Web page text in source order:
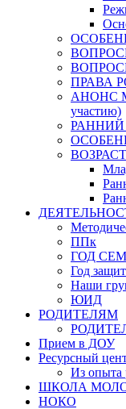
ПРАВА
АНОНС
участию)
РАННИЙ
ППк
ГОД
Год
Наши
ЮИД
РОДИТЕЛЯМ
Прием в ДОУ
Ресурсный
Из опыта
ШКОЛА
НОКО